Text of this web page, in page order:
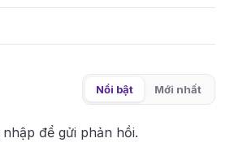
Nổi bật Mới nhất
để gửi phản hồi.